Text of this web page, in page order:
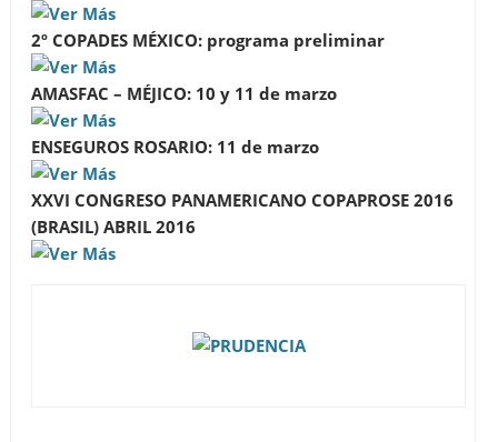
2º COPADES MÉXICO: programa preliminar
AMASFAC – MÉJICO: 10 y 11 de marzo
ENSEGUROS ROSARIO: 11 de marzo
XXVI CONGRESO PANAMERICANO COPAPROSE 2016
(BRASIL) ABRIL 2016